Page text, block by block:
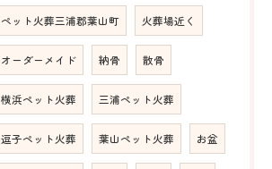
ペット火葬三浦郡葉山町 火葬場近く
オーダーメイド 納骨 散骨
横浜ペット火葬 三浦ペット火葬
逗子ペット火葬 葉山ペット火葬 お盆